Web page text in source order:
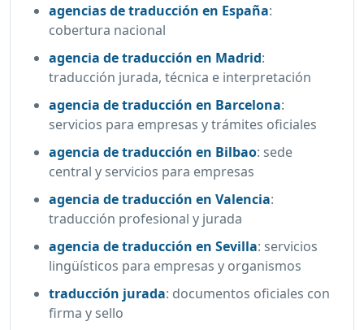
agencias de traducción en España:
cobertura nacional
agencia de traducción en Madrid:
traducción jurada, técnica e interpretación
agencia de traducción en Barcelona:
servicios para empresas y trámites oficiales
agencia de traducción en Bilbao: sede
central y servicios para empresas
agencia de traducción en Valencia:
traducción profesional y jurada
agencia de traducción en Sevilla: servicios
lingüísticos para empresas y organismos
traducción jurada: documentos oficiales con
firma y sello